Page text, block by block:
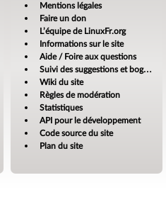
Mentions légales
Faire un don
L’équipe de LinuxFr.org
Informations sur le site
Aide / Foire aux questions
Suivi des suggestions et bogues
Wiki du site
Règles de modération
Statistiques
API pour le développement
Code source du site
Plan du site